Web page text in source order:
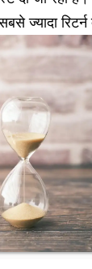
ज्यादा रिटर्न